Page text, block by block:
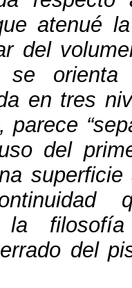
atenué
del
se
en tres
,parece “
del
superficie
la
del